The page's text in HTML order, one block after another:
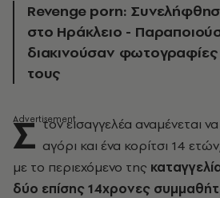
Revenge porn:
στο Ηράκλειο -
διακινούσαν
τους
Σ τον εισαγγελέα αναμένεται
αγόρι και ένα κορίτσι 14
με το περιεχόμενο της
δύο επίσης 14χρονες